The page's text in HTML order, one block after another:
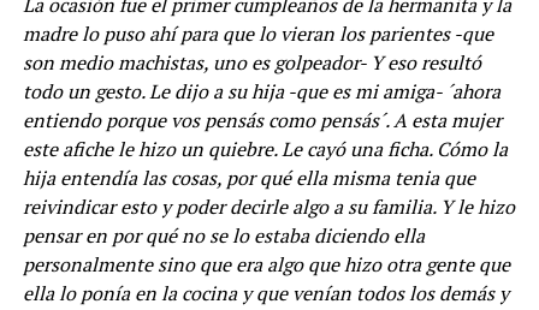
madre lo puso ahí para que lo vieran los parientes -que
son medio machistas, uno es golpeador- Y eso resultó
todo un gesto. Le dijo a su hija -que es mi amiga- ´ahora
entiendo porque vos pensás como pensás´. A esta mujer
este afiche le hizo un quiebre. Le cayó una ficha. Cómo la
hija entendía las cosas, por qué ella misma tenia que
reivindicar esto y poder decirle algo a su familia. Y le hizo
pensar en por qué no se lo estaba diciendo ella
personalmente sino que era algo que hizo otra gente que
ella lo ponía en la cocina y que venían todos los demás y